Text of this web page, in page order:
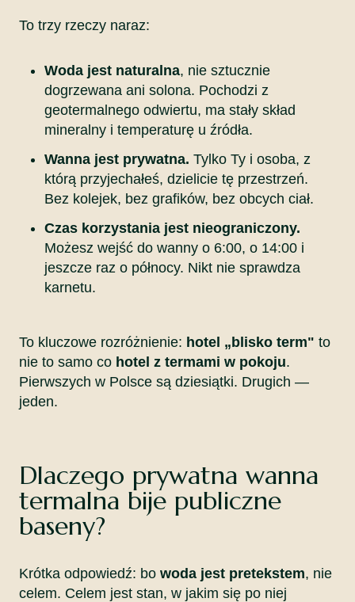
To trzy rzeczy naraz:
Woda jest naturalna, nie sztucznie
dogrzewana ani solona. Pochodzi z
geotermalnego odwiertu, ma stały skład
mineralny i temperaturę u źródła.
Wanna jest prywatna. Tylko Ty i osoba, z
którą przyjechałeś, dzielicie tę przestrzeń.
Bez kolejek, bez grafików, bez obcych ciał.
Czas korzystania jest nieograniczony.
Możesz wejść do wanny o 6:00, o 14:00 i
jeszcze raz o północy. Nikt nie sprawdza
karnetu.
To kluczowe rozróżnienie: hotel „blisko term" to
nie to samo co hotel z termami w pokoju.
Pierwszych w Polsce są dziesiątki. Drugich —
jeden.
Dlaczego prywatna wanna
termalna bije publiczne
baseny?
Krótka odpowiedź: bo woda jest pretekstem, nie
celem. Celem jest stan, w jakim się po niej